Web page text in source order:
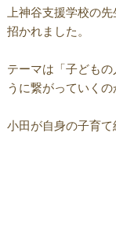
上神谷支援学校の
招かれました。
テーマは「子ども
うに繋がっていくの
小田が自身の子育て